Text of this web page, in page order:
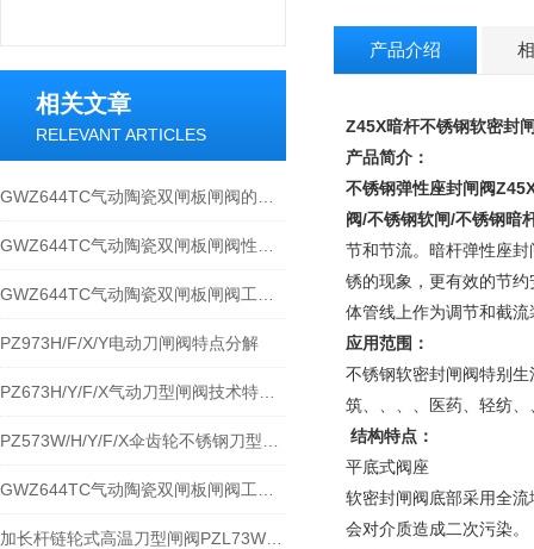
相关文章
RELEVANT ARTICLES
PZ973H/F/X/Y电动刀闸阀特点分解
产品介绍
Z45X暗杆不锈钢软密封
产品简介：
不锈钢弹性座封闸阀
阀/不锈钢软闸/不锈钢暗
节和节流。暗杆弹性座
锈的现象，更有效的节
体管线上作为调节和截流
应用范围：
不锈钢软密封闸阀特别
筑、、、、医药、轻纺
结构特点：
平底式阀座
软密封闸阀底部采用全
会对介质造成二次污染。